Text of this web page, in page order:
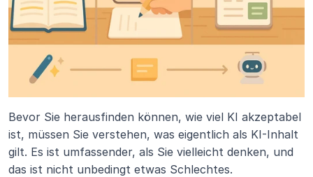
Bevor Sie herausfinden können, wie viel KI akzeptabel
ist, müssen Sie verstehen, was eigentlich als KI-Inhalt
gilt. Es ist umfassender, als Sie vielleicht denken, und
das ist nicht unbedingt etwas Schlechtes.